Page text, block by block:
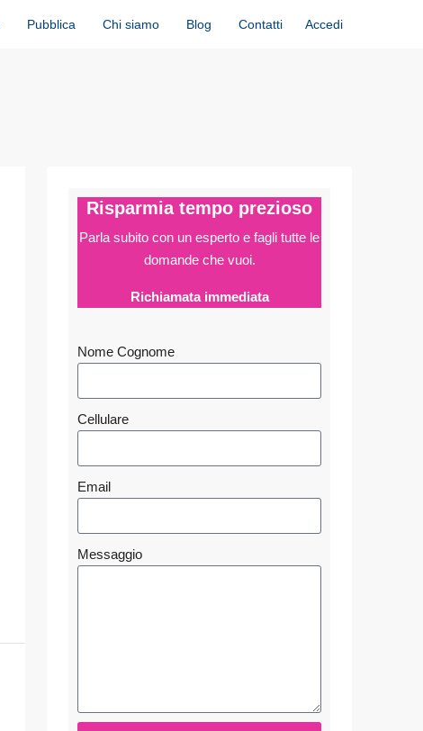
Pubblica Chi siamo Blog Contatti Accedi
Risparmia tempo prezioso
Parla subito con un esperto e fagli tutte le
domande che vuoi.
Richiamata immediata
Nome Cognome
Cellulare
Email
Messaggio